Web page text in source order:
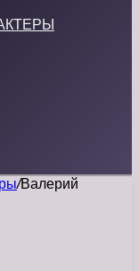
/Валерий